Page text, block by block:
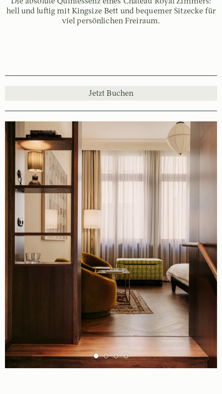
hell und luftig mit Kingsize Bett und bequemer Sitzecke für
viel persönlichen Freiraum.
Jetzt Buchen